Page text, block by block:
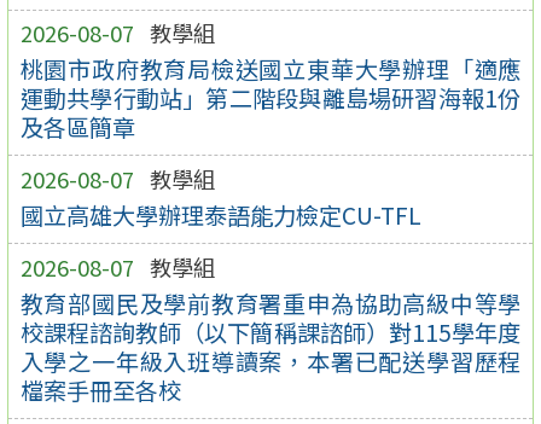
2026-08-07 教學組
桃園市政府教育局檢送國立東華大學辦理「適應
運動共學行動站」第二階段與離島場研習海報1份
及各區簡章
2026-08-07 教學組
國立高雄大學辦理泰語能力檢定CU-TFL
2026-08-07 教學組
教育部國民及學前教育署重申為協助高級中等學
校課程諮詢教師（以下簡稱課諮師）對115學年度
入學之一年級入班導讀案，本署已配送學習歷程
檔案手冊至各校